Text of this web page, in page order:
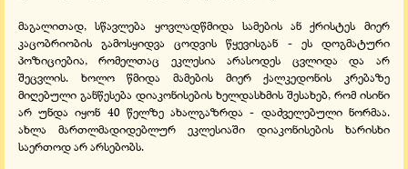
მაგალითად, სწავლება ყოვლადწმიდა სამების ან ქრისტეს მიერ
კაცობრიობის გამოსყიდვა ცოდვის წყევისგან - ეს დოგმატური
პოზიციებია, რომელთაც ეკლესია არასოდეს ცვლიდა და არ
შეცვლის. ხოლო წმიდა მამების მიერ ქალკედონის კრებაზე
მიღებული განწესება დიაკონისების ხელდასხმის შესახებ, რომ ისინი
არ უნდა იყონ 40 წელზე ახალგაზრდა - დაძველებული ნორმაა.
ახლა მართლმადიდებლურ ეკლესიაში დიაკონისების ხარისხი
საერთოდ არ არსებობს.